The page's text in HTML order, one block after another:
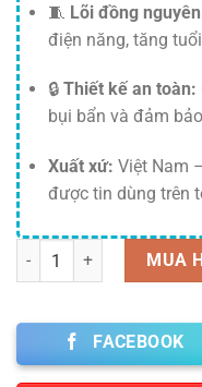
🧵 Lõi đồng
điện năng, tăng
🔒 Thiết kế an toàn:
bụi bẩn và đảm
Xuất xứ: Việt Nam
được tin dùng trên
Số lượng MUA
FACEBOOK